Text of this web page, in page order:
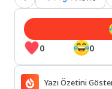
0 0
Yazı Özetini